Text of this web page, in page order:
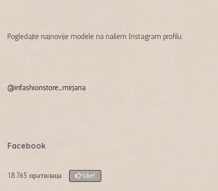
Pogledajte najnovije modele na našem Instagram profilu:
@infashionstore_mirjana
Facebook
18.765 пратилаца Like!